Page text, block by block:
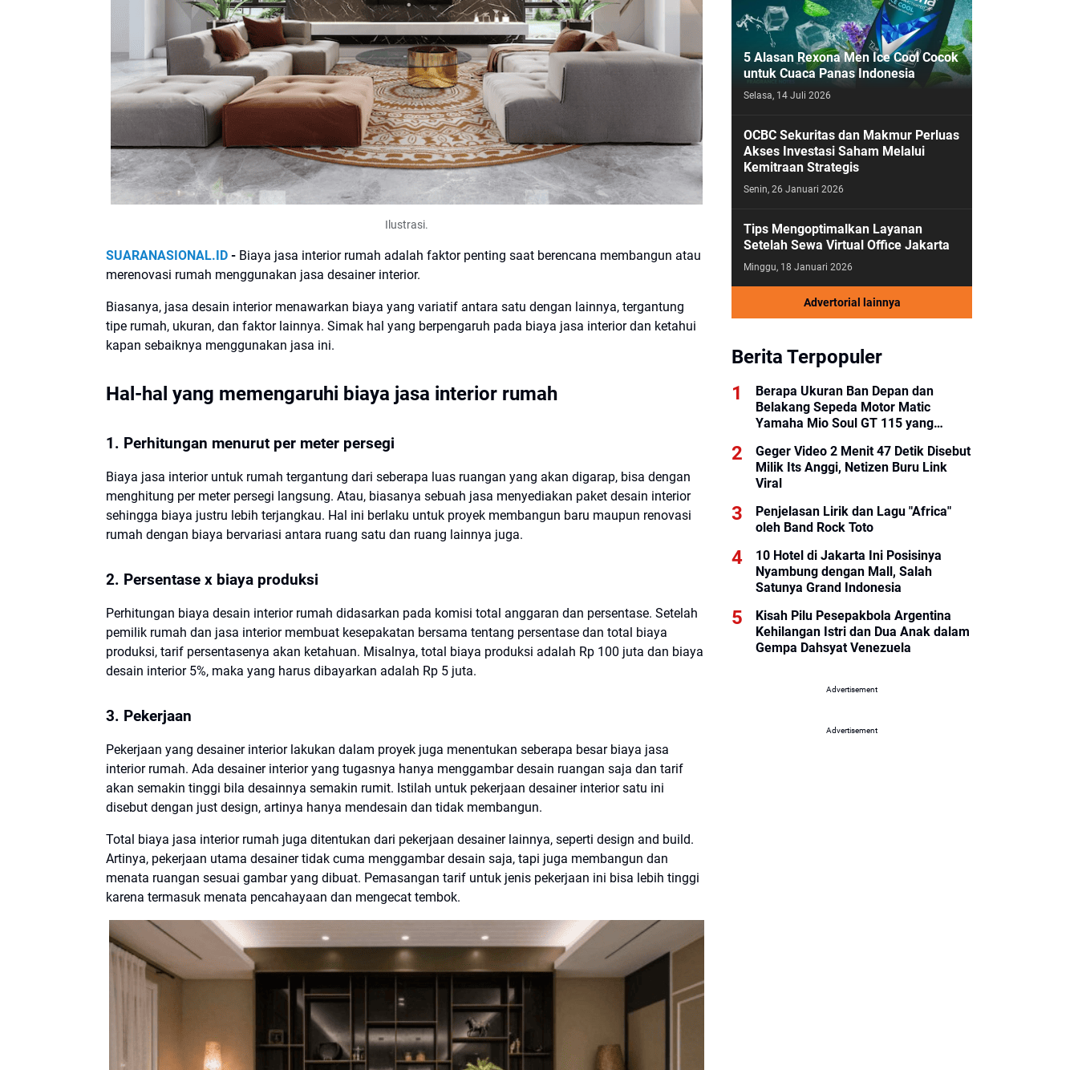
Ilustrasi.
SUARANASIONAL.ID - Biaya jasa interior rumah adalah faktor penting saat berencana membangun atau
merenovasi rumah menggunakan jasa desainer interior.
Biasanya, jasa desain interior menawarkan biaya yang variatif antara satu dengan lainnya, tergantung
tipe rumah, ukuran, dan faktor lainnya. Simak hal yang berpengaruh pada biaya jasa interior dan ketahui
kapan sebaiknya menggunakan jasa ini.
Hal-hal yang memengaruhi biaya jasa interior rumah
1. Perhitungan menurut per meter persegi
Biaya jasa interior untuk rumah tergantung dari seberapa luas ruangan yang akan digarap, bisa dengan
menghitung per meter persegi langsung. Atau, biasanya sebuah jasa menyediakan paket desain interior
sehingga biaya justru lebih terjangkau. Hal ini berlaku untuk proyek membangun baru maupun renovasi
rumah dengan biaya bervariasi antara ruang satu dan ruang lainnya juga.
2. Persentase x biaya produksi
Perhitungan biaya desain interior rumah didasarkan pada komisi total anggaran dan persentase. Setelah
pemilik rumah dan jasa interior membuat kesepakatan bersama tentang persentase dan total biaya
produksi, tarif persentasenya akan ketahuan. Misalnya, total biaya produksi adalah Rp 100 juta dan biaya
desain interior 5%, maka yang harus dibayarkan adalah Rp 5 juta.
3. Pekerjaan
Pekerjaan yang desainer interior lakukan dalam proyek juga menentukan seberapa besar biaya jasa
interior rumah. Ada desainer interior yang tugasnya hanya menggambar desain ruangan saja dan tarif
akan semakin tinggi bila desainnya semakin rumit. Istilah untuk pekerjaan desainer interior satu ini
disebut dengan just design, artinya hanya mendesain dan tidak membangun.
Total biaya jasa interior rumah juga ditentukan dari pekerjaan desainer lainnya, seperti design and build.
Artinya, pekerjaan utama desainer tidak cuma menggambar desain saja, tapi juga membangun dan
menata ruangan sesuai gambar yang dibuat. Pemasangan tarif untuk jenis pekerjaan ini bisa lebih tinggi
karena termasuk menata pencahayaan dan mengecat tembok.
5 Alasan Rexona Men Ice Cool Cocok
untuk Cuaca Panas Indonesia
Selasa, 14 Juli 2026
OCBC Sekuritas dan Makmur Perluas
Akses Investasi Saham Melalui
Kemitraan Strategis
Senin, 26 Januari 2026
Tips Mengoptimalkan Layanan
Setelah Sewa Virtual Office Jakarta
Minggu, 18 Januari 2026
Advertorial lainnya
Berita Terpopuler
Berapa Ukuran Ban Depan dan
Belakang Sepeda Motor Matic
Yamaha Mio Soul GT 115 yang
Geger Video 2 Menit 47 Detik Disebut
Milik Its Anggi, Netizen Buru Link
Viral
Penjelasan Lirik dan Lagu "Africa"
oleh Band Rock Toto
10 Hotel di Jakarta Ini Posisinya
Nyambung dengan Mall, Salah
Satunya Grand Indonesia
Kisah Pilu Pesepakbola Argentina
Kehilangan Istri dan Dua Anak dalam
Gempa Dahsyat Venezuela
Advertisement
Advertisement